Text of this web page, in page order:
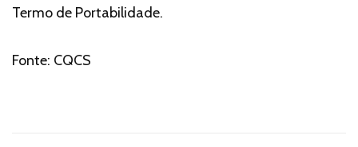
Termo de Portabilidade.
Fonte: CQCS